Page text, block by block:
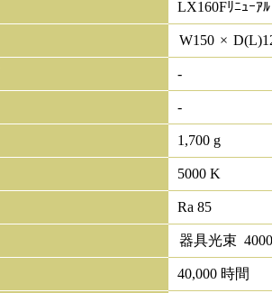
LX160Fﾘﾆｭｰｱﾙ
W150 × D(L)
-
-
1,700 g
5000 K
Ra 85
器具光束
40,000 時間